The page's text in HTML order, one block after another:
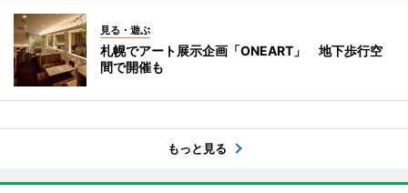
見る・遊ぶ
札幌でアート展示企画「ONEART」 地下歩行空
間で開催も
もっと見る